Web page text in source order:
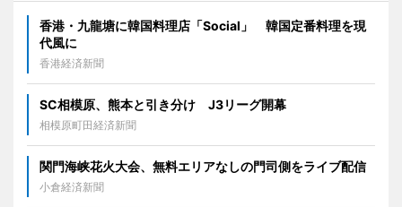
香港・九龍塘に韓国料理店「Social」 韓国定番料理を現
代風に
香港経済新聞
SC相模原、熊本と引き分け J3リーグ開幕
相模原町田経済新聞
関門海峡花火大会、無料エリアなしの門司側をライブ配信
小倉経済新聞